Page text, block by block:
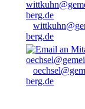
berg.de
berg.de